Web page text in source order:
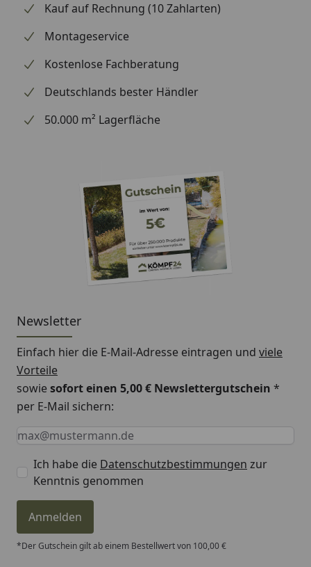
Kauf auf Rechnung (10 Zahlarten)
Montageservice
Kostenlose Fachberatung
Deutschlands bester Händler
50.000 m² Lagerfläche
Newsletter
Einfach hier die E-Mail-Adresse eintragen und viele
Vorteile
sowiesofort einen 5,00 € Newslettergutschein *
per E-Mail sichern:
Keine Eingabe erforderlich
Eingabe erforderlich
E-Mail *
Ich habe die Datenschutzbestimmungen zur
Kenntnis genommen
Anmelden
*Der Gutschein gilt ab einem Bestellwert von 100,00 €